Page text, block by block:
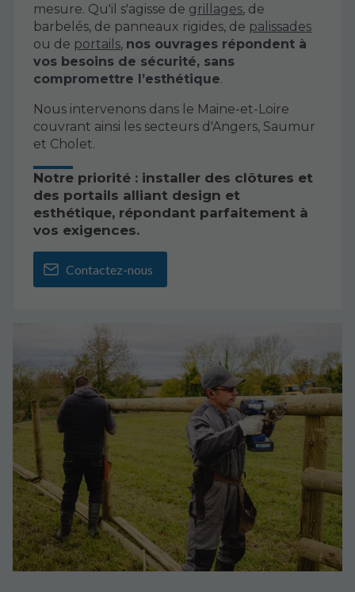
mesure. Qu'il s'agisse de grillages, de
barbelés, de panneaux rigides, de palissades
ou de portails, nos ouvrages répondent à
vos besoins de sécurité, sans
compromettre l’esthétique.
Nous intervenons dans le Maine-et-Loire
couvrant ainsi les secteurs d'Angers, Saumur
et Cholet.
Notre priorité : installer des clôtures et
des portails alliant design et
esthétique, répondant parfaitement à
vos exigences.
Contactez-nous